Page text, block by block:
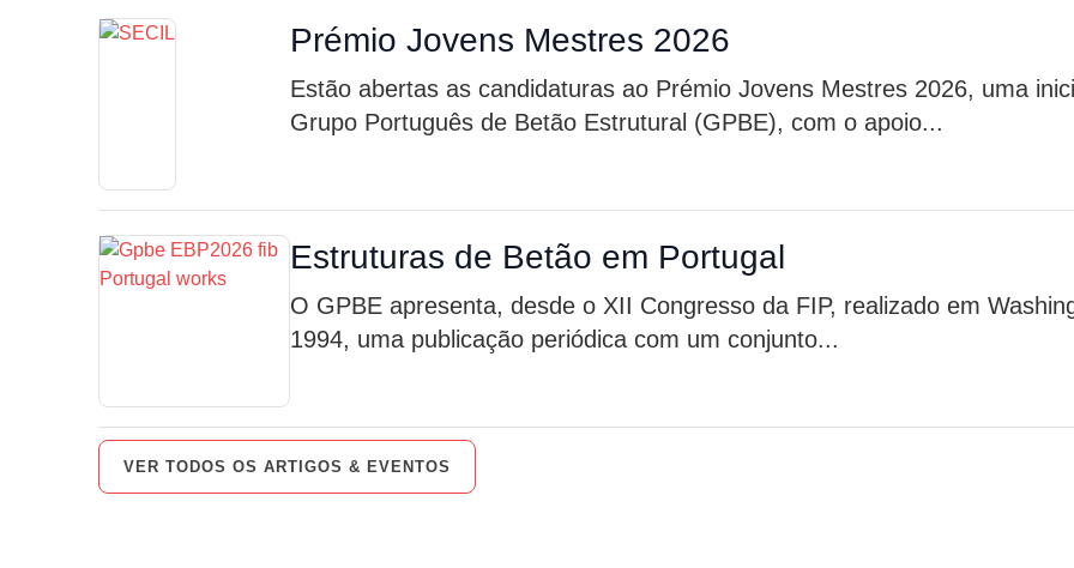
Prémio Jovens Mestres 2026
Estão abertas as candidaturas ao Prémio Jovens Mestres 2026, uma
Grupo Português de Betão Estrutural (GPBE), com o apoio...
Estruturas de Betão em Portugal
O GPBE apresenta, desde o XII Congresso da FIP, realizado em
1994, uma publicação periódica com um conjunto...
VER TODOS OS ARTIGOS & EVENTOS